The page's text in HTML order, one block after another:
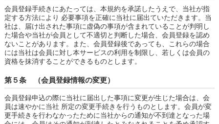
会員登録手続きにあたっては、本規約を承諾したうえで、当社が指
定する方法により 必要事項を正確に当社に届出ていただきます。当
社は、届け出された事項に虚偽の事項が含まれていることが判明し
た場合や当社が会員として不適切と判断した場合、会員登録を認め
ないことがあります。また、会員登録後であっても、これらの場合
には当社は会員に対し本サービスの利用を制限し、若しくは会員の
資格を抹消することができるものとします。
第５条 （会員登録情報の変更）
会員登録申込の際に当社に届出した事項に変更が生じた場合は、会
員は速やかに当社 所定の変更手続きを行うものとします。会員が変
更手続きを行わなかったために当社からの通知が不到達となった場